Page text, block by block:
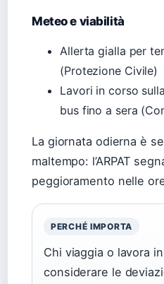
Meteo e viabilità
Allerta gialla per
(Protezione Civile)
Lavori in corso
bus fino a sera
La giornata odierna è
maltempo: l’ARPAT
peggioramento nelle
PERCHÉ IMPORTA
Chi viaggia o lavora
considerare le